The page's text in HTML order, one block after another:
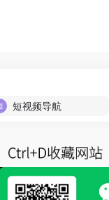
短视频导航